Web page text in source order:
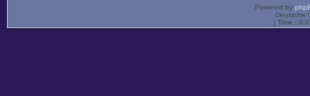
Powered by
Deutsche
[ Time :